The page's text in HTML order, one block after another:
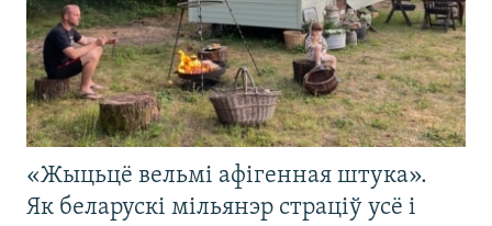
«Жыцьцё вельмі афігенная штука».
Як беларускі мільянэр страціў усё і